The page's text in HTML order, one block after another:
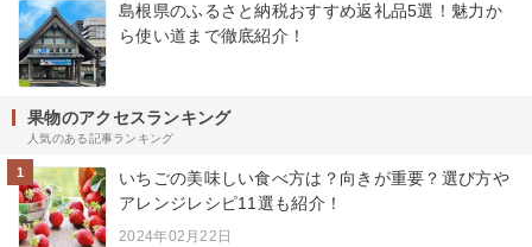
島根県のふるさと納税おすすめ返礼品5選！魅力か
ら使い道まで徹底紹介！
果物のアクセスランキング
人気のある記事ランキング
1
いちごの美味しい食べ方は？向きが重要？選び方や
アレンジレシピ11選も紹介！
2024年02月22日